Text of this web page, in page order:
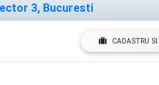
3, Bucuresti
CADASTRU